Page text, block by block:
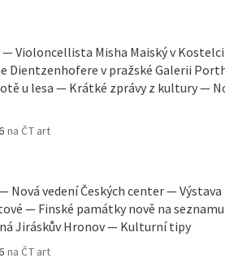
— Violoncellista Misha Maiský v
Dientzenhofere v pražské Galerii
u lesa — Krátké zprávy z kultury —
na ČT art
Nová vedení Českých center —
— Finské památky nově na
Jiráskův Hronov — Kulturní tipy
na ČT art